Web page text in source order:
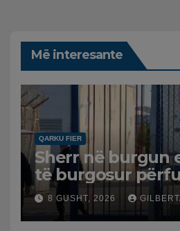
Më interesante
QARKU FIER
Sherr në burgun
të burgosur
spital
8 GUSHT, 2026